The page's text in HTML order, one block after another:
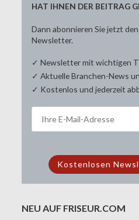
HAT IHNEN DER BEITRAG
Dann abonnieren Sie jetzt
Newsletter.
✓ Newsletter mit wichtigen
✓ Aktuelle Branchen-News
✓ Kostenlos und jederzeit
NEU AUF FRISEUR.COM